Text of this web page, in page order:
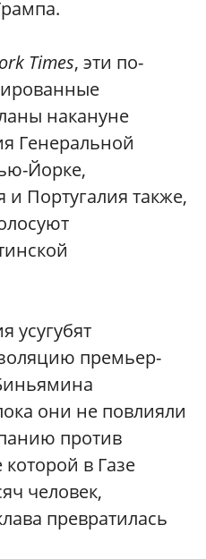
Times, эти по-
накануне
Генеральной
Йорке,
Португалия также,
усугубят
премьер-
они не повлияли
против
в Газе
человек,
превратилась